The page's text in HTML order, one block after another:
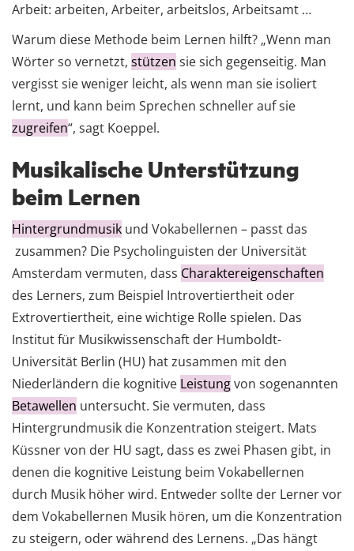
Arbeit: arbeiten, Arbeiter, arbeitslos, Arbeitsamt …
Warum diese Methode beim Lernen hilft? „Wenn man
Wörter so vernetzt, stützen sie sich gegenseitig. Man
vergisst sie weniger leicht, als wenn man sie isoliert
lernt, und kann beim Sprechen schneller auf sie
zugreifen“, sagt Koeppel.
Musikalische Unterstützung
beim Lernen
Hintergrundmusik und Vokabellernen – passt das
zusammen? Die Psycholinguisten der Universität
Amsterdam vermuten, dass Charaktereigenschaften
des Lerners, zum Beispiel Introvertiertheit oder
Extrovertiertheit, eine wichtige Rolle spielen. Das
Institut für Musikwissenschaft der Humboldt-
Universität Berlin (HU) hat zusammen mit den
Niederländern die kognitive Leistungvon sogenannten
Betawellen untersucht. Sie vermuten, dass
Hintergrundmusik die Konzentration steigert. Mats
Küssner von der HU sagt, dass es zwei Phasen gibt, in
denen die kognitive Leistung beim Vokabellernen
durch Musik höher wird. Entweder sollte der Lerner vor
dem Vokabellernen Musik hören, um die Konzentration
zu steigern, oder während des Lernens. „Das hängt